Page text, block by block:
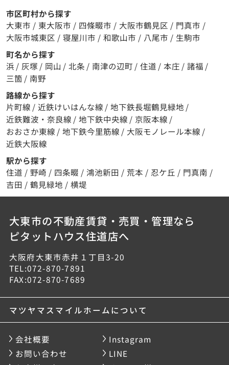
市区町村から探す
大東市 / 東大阪市 / 四條畷市 / 大阪市鶴見区 / 門真市 /
大阪市城東区 / 寝屋川市 / 和歌山市 / 八尾市 / 生駒市
町名から探す
浜 / 灰塚 / 岡山 / 北条 / 南津の辺町 / 住道 / 本庄 / 諸福 /
三箇 / 南野
路線から探す
片町線 / 近鉄けいはんな線 / 地下鉄長堀鶴見緑地 /
近鉄難波・奈良線 / 地下鉄中央線 / 京阪本線 /
おおさか東線 / 地下鉄今里筋線 / 大阪モノレール本線 /
近鉄大阪線
駅から探す
住道 / 野崎 / 四条畷 / 鴻池新田 / 荒本 / 忍ケ丘 / 門真南 /
吉田 / 鶴見緑地 / 横堤
大東市の不動産賃貸・売買・管理なら
ピタットハウス住道店へ
大阪府大東市赤井１丁目3-20
TEL:072-870-7891
FAX:072-870-7689
マツヤマスマイルホームについて
会社概要
Instagram
お問い合わせ
LINE